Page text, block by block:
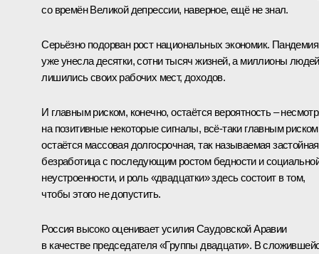
со времён Великой депрессии, наверное, ещё не знал.
Серьёзно подорван рост национальных экономик. Пандемия
уже унесла десятки, сотни тысяч жизней, а миллионы людей
лишились своих рабочих мест, доходов.
И главным риском, конечно, остаётся вероятность –
на позитивные некоторые сигналы, всё-таки главным риском
остаётся массовая долгосрочная, так называемая застойная
безработица с последующим ростом бедности и
неустроенности, и роль «двадцатки» здесь состоит в том,
чтобы этого не допустить.
Россия высоко оценивает усилия Саудовской Аравии
в качестве председателя «Группы двадцати». В